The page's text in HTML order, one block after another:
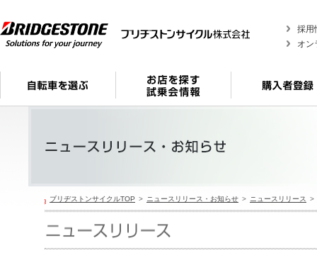
採用
オン
ブリヂストンサイクルTOP ニュースリリース・お知らせ ニュースリリース